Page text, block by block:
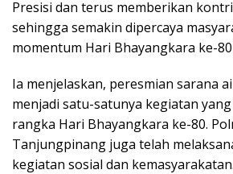
Presisi dan terus memberikan
sehingga semakin dipercaya
momentum Hari Bhayangkara ke-
Ia menjelaskan, peresmian sarana
menjadi satu-satunya kegiatan
rangka Hari Bhayangkara ke-80.
Tanjungpinang juga telah
kegiatan sosial dan kemasyarakatan.